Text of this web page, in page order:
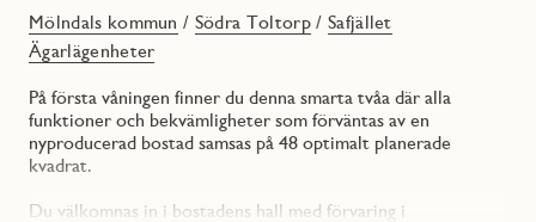
Mölndals kommun / Södra Toltorp/ Safjället
Ägarlägenheter
På första våningen finner du denna smarta tvåa där alla
funktioner och bekvämligheter som förväntas av en
nyproducerad bostad samsas på 48 optimalt planerade
kvadrat.
Du välkomnas in i bostadens hall med förvaring i